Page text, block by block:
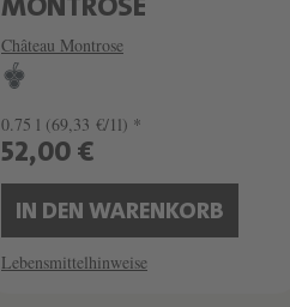
MONTROSE
Château Montrose
0.75 l (69,33 €/1l) *
52,00 €
IN DEN WARENKORB
Lebensmittelhinweise